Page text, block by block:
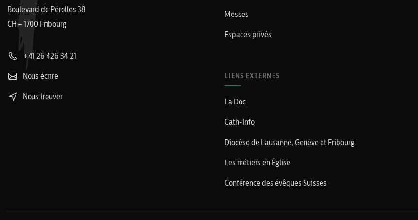
Boulevard de Pérolles 38
CH – 1700 Fribourg
+41 26 426 34 21
Nous écrire
Nous trouver
Messes
Espaces privés
LIENS EXTERNES
La Doc
Cath-Info
Diocèse de Lausanne, Genève et Fribourg
Les métiers en Église
Conférence des évêques Suisses